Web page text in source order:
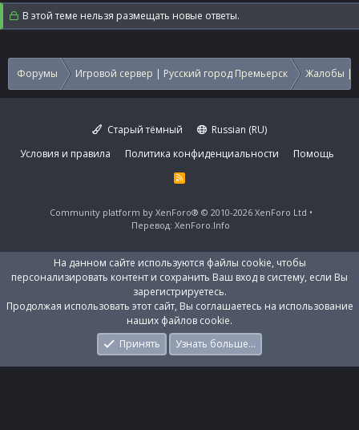
В этой теме нельзя размещать новые ответы.
Форумы Игровой сервер | Русский город Премьерск Жалобы |
Старый тёмный
Russian (RU)
Условия и правила
Политика конфиденциальности Помощь
R
S
Community platform by XenForo® © 2010-2026 XenForo Ltd
Перевод: XenForo.Info
На данном сайте используются файлы cookie, чтобы
персонализировать контент и сохранить Ваш вход в систему, если Вы
зарегистрируетесь.
Продолжая использовать этот сайт, Вы соглашаетесь на использование
наших файлов cookie.
Принять
Узнать больше…